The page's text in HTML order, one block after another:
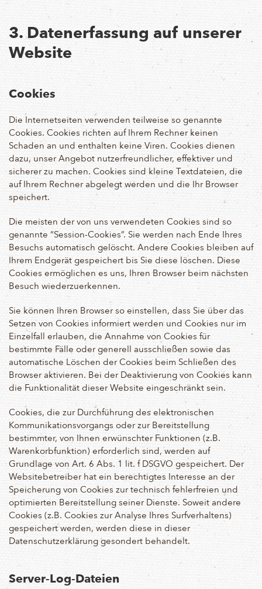
3. Datenerfassung auf unserer
Website
Cookies
Die Internetseiten verwenden teilweise so genannte
Cookies. Cookies richten auf Ihrem Rechner keinen
Schaden an und enthalten keine Viren. Cookies dienen
dazu, unser Angebot nutzerfreundlicher, effektiver und
sicherer zu machen. Cookies sind kleine Textdateien, die
auf Ihrem Rechner abgelegt werden und die Ihr Browser
speichert.
Die meisten der von uns verwendeten Cookies sind so
genannte “Session-Cookies”. Sie werden nach Ende Ihres
Besuchs automatisch gelöscht. Andere Cookies bleiben auf
Ihrem Endgerät gespeichert bis Sie diese löschen. Diese
Cookies ermöglichen es uns, Ihren Browser beim nächsten
Besuch wiederzuerkennen.
Sie können Ihren Browser so einstellen, dass Sie über das
Setzen von Cookies informiert werden und Cookies nur im
Einzelfall erlauben, die Annahme von Cookies für
bestimmte Fälle oder generell ausschließen sowie das
automatische Löschen der Cookies beim Schließen des
Browser aktivieren. Bei der Deaktivierung von Cookies kann
die Funktionalität dieser Website eingeschränkt sein.
Cookies, die zur Durchführung des elektronischen
Kommunikationsvorgangs oder zur Bereitstellung
bestimmter, von Ihnen erwünschter Funktionen (z.B.
Warenkorbfunktion) erforderlich sind, werden auf
Grundlage von Art. 6 Abs. 1 lit. f DSGVO gespeichert. Der
Websitebetreiber hat ein berechtigtes Interesse an der
Speicherung von Cookies zur technisch fehlerfreien und
optimierten Bereitstellung seiner Dienste. Soweit andere
Cookies (z.B. Cookies zur Analyse Ihres Surfverhaltens)
gespeichert werden, werden diese in dieser
Datenschutzerklärung gesondert behandelt.
Server-Log-Dateien